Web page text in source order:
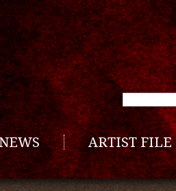
ARTIST FILE